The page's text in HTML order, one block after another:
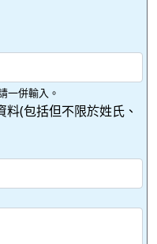
一併輸入。
(包括但不限於姓氏、